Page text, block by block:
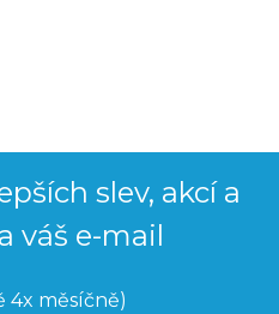
slev, akcí a
váš e-mail
4x měsíčně)